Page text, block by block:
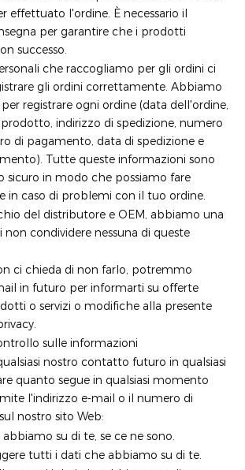
effettuato l'ordine. È necessario il
per garantire che i prodotti
successo.
che raccogliamo per gli ordini ci
gli ordini correttamente. Abbiamo
registrare ogni ordine (data dell'ordine,
indirizzo di spedizione, numero
di pagamento, data di spedizione e
Tutte queste informazioni sono
sicuro in modo che possiamo fare
in caso di problemi con il tuo ordine.
del distributore e OEM, abbiamo una
non condividere nessuna di queste
ci chieda di non farlo, potremmo
in futuro per informarti su offerte
o servizi o modifiche alla presente
sulle informazioni
nostro contatto futuro in qualsiasi
quanto segue in qualsiasi momento
l'indirizzo e-mail o il numero di
nostro sito Web:
su di te, se ce ne sono.
tutti i dati che abbiamo su di te.